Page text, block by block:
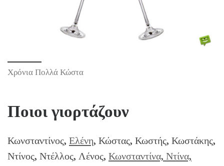
Χρόνια Πολλά Κώστα
Ποιοι γιορτάζουν
Κωνσταντίνος, Ελένη, Κώστας, Κωστής, Κωστάκης,
Ντίνος, Ντέλλος, Λένος, Κωνσταντίνα, Ντίνα,